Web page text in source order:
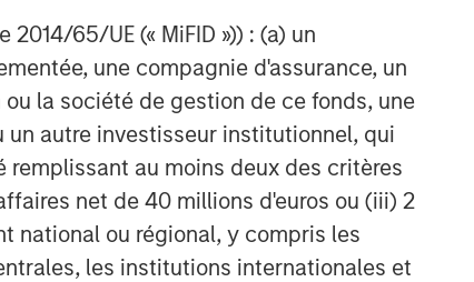
65/UE (« MiFID »)) : (a) un
une compagnie d'assurance, un
la société de gestion de ce fonds, une
un autre investisseur institutionnel, qui
remplissant au moins deux des critères
net de 40 millions d'euros ou (iii) 2
national ou régional, y compris les
les institutions internationales et